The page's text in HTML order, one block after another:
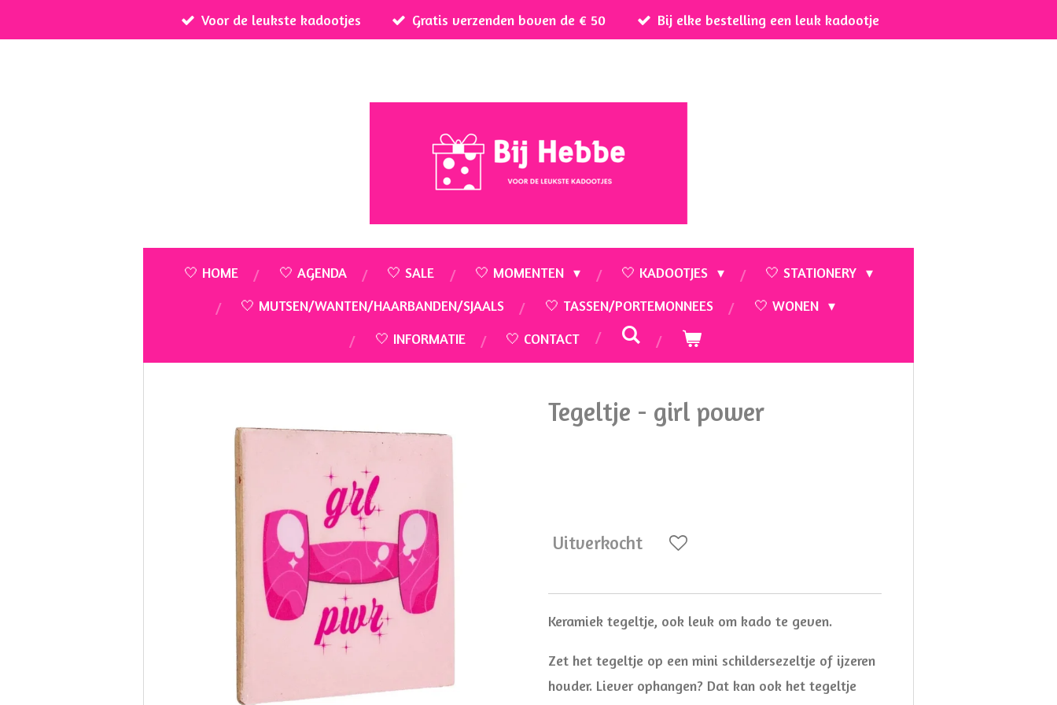
Voor de leukste kadootjes Gratis verzenden boven de € 50 Bij elke bestelling een leuk kadootje
🤍 HOME 🤍 AGENDA 🤍 SALE 🤍 MOMENTEN 🤍 KADOOTJES
🤍 STATIONERY
🤍 MUTSEN/WANTEN/HAARBANDEN/SJAALS
🤍 TASSEN/PORTEMONNEES
🤍 WONEN
🤍 INFORMATIE
🤍 CONTACT
Tegeltje - girl power
Uitverkocht
Keramiek tegeltje, ook leuk om kado te geven.
Zet het tegeltje op een mini schildersezeltje of ijzeren
houder. Liever ophangen? Dat kan ook het tegeltje